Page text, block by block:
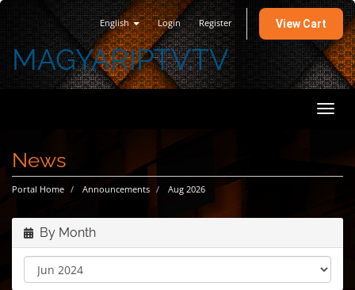
English Login Register View Cart
MAGYARIPTV.TV
News
Portal Home Announcements Aug 2026
By Month